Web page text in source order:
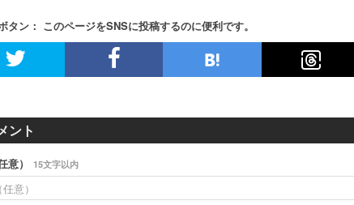
タン： このページをSNSに投稿するのに便利です。
ント
意） 15文字以内